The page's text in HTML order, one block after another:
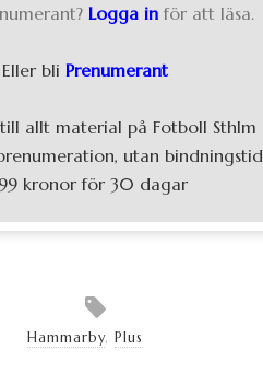
Logga in för att läsa.
Eller bli Prenumerant
allt material på Fotboll Sthlm
utan bindningstid
kronor för 30 dagar
Hammarby, Plus